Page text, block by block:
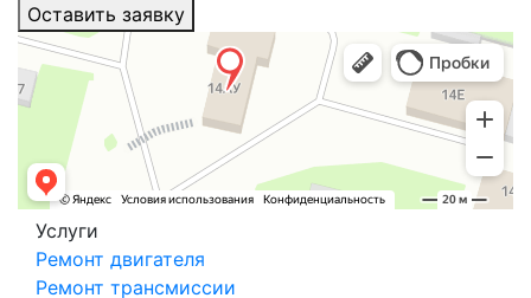
Оставить заявку
Услуги
Ремонт двигателя
Ремонт трансмиссии